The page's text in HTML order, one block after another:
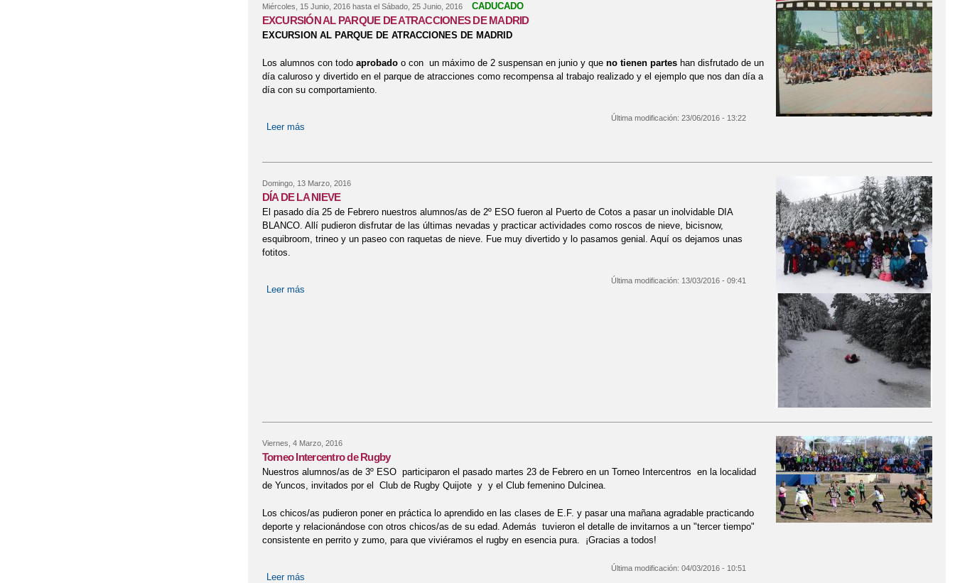
Miércoles, 15 Junio, 2016hasta el Sábado, 25 Junio, 2016 CADUCADO
EXCURSIÓN AL PARQUE DE ATRACCIONES DE MADRID
EXCURSION AL PARQUE DE ATRACCIONES DE MADRID
Los alumnos con todo aprobadoo con un máximo de 2 suspensan en junio y que no tienen parteshan disfrutado de un
día caluroso y divertido en el parque de atracciones como recompensa al trabajo realizado y el ejemplo que nos dan día a
día con su comportamiento.
Leer más
Última modificación: 23/06/2016 - 13:22
Domingo, 13 Marzo, 2016
DÍA DE LA NIEVE
El pasado día 25 de Febrero nuestros alumnos/as de 2º ESO fueron al Puerto de Cotos a pasar un inolvidable DIA
BLANCO. Allí pudieron disfrutar de las últimas nevadas y practicar actividades como roscos de nieve, bicisnow,
esquibroom, trineo y un paseo con raquetas de nieve. Fue muy divertido y lo pasamos genial. Aquí os dejamos unas
fotitos.
Leer más
Última modificación: 13/03/2016 - 09:41
Viernes, 4 Marzo, 2016
Torneo Intercentro de Rugby
Nuestros alumnos/as de 3º ESO participaron el pasado martes 23 de Febrero en un Torneo Intercentros en la localidad
de Yuncos, invitados por el Club de Rugby Quijote y y el Club femenino Dulcinea.
Los chicos/as pudieron poner en práctica lo aprendido en las clases de E.F. y pasar una mañana agradable practicando
deporte y relacionándose con otros chicos/as de su edad. Además tuvieron el detalle de invitarnos a un "tercer tiempo"
consistente en perrito y zumo, para que viviéramos el rugby en esencia pura. ¡Gracias a todos!
Leer más
Última modificación: 04/03/2016 - 10:51